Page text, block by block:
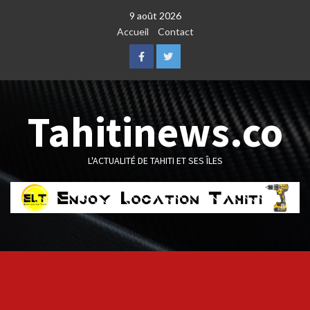
9 août 2026
Accueil
Contact
FacebookTwitter
Tahitinews.co
L'ACTUALITÉ DE TAHITI ET SES ÎLES